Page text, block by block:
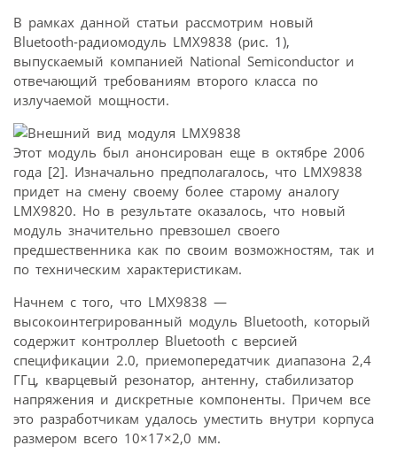
В рамках данной статьи рассмотрим новый
Bluetooth-радиомодуль LMX9838 (рис. 1),
выпускаемый компанией National Semiconductor и
отвечающий требованиям второго класса по
излучаемой мощности.
Этот модуль был анонсирован еще в октябре 2006
года [2]. Изначально предполагалось, что LMX9838
придет на смену своему более старому аналогу
LMX9820. Но в результате оказалось, что новый
модуль значительно превзошел своего
предшественника как по своим возможностям, так и
по техническим характеристикам.
Начнем с того, что LMX9838 —
высокоинтегрированный модуль Bluetooth, который
содержит контроллер Bluetooth с версией
спецификации 2.0, приемопередатчик диапазона 2,4
ГГц, кварцевый резонатор, антенну, стабилизатор
напряжения и дискретные компоненты. Причем все
это разработчикам удалось уместить внутри корпуса
размером всего 10×17×2,0 мм.